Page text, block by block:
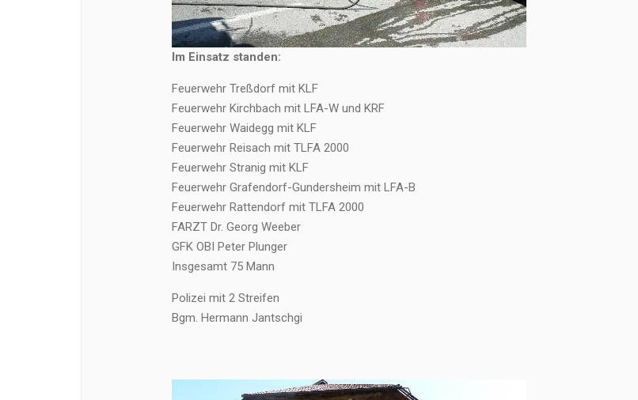
Im Einsatz standen:
Feuerwehr Treßdorf mit KLF
Feuerwehr Kirchbach mit LFA-W und KRF
Feuerwehr Waidegg mit KLF
Feuerwehr Reisach mit TLFA 2000
Feuerwehr Stranig mit KLF
Feuerwehr Grafendorf-Gundersheim mit LFA-B
Feuerwehr Rattendorf mit TLFA 2000
FARZT Dr. Georg Weeber
GFK OBI Peter Plunger
Insgesamt 75 Mann
Polizei mit 2 Streifen
Bgm. Hermann Jantschgi